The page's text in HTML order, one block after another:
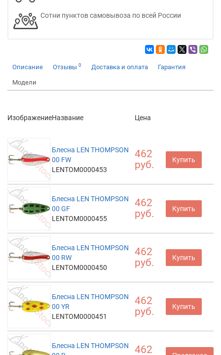
Сотни пунктов самовывоза по всей России
Описание Отзывы 0 Доставка и оплата Гарантия
Модели
ИзображениеНазвание Цена
Блесна LEN THOMPSON
00 FW
LENTOM0000453
462
руб.
Купить
Блесна LEN THOMPSON
00 GF
LENTOM0000455
462
руб.
Купить
Блесна LEN THOMPSON
00 RW
LENTOM0000450
462
руб.
Купить
Блесна LEN THOMPSON
00 YR
LENTOM0000451
462
руб.
Купить
Блесна LEN THOMPSON
462